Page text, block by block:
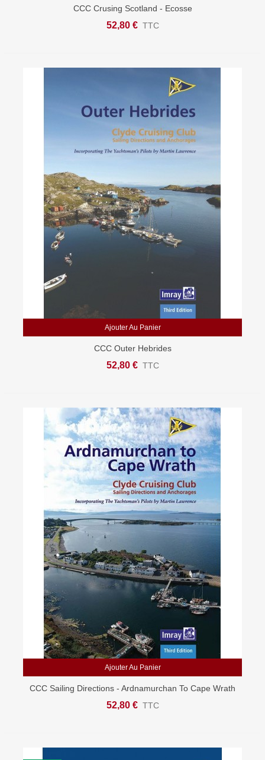
CCC Crusing Scotland - Ecosse
52,80 € TTC
Ajouter Au Panier
CCC Outer Hebrides
52,80 € TTC
Ajouter Au Panier
CCC Sailing Directions - Ardnamurchan To Cape Wrath
52,80 € TTC